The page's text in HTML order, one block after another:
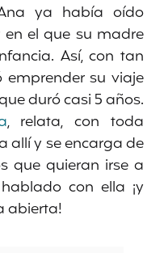
ya había oído
el que su madre
Así, con tan
emprender su viaje
duró casi 5 años.
, relata, con toda
allí y se encarga de
que quieran irse a
con ella ¡y
abierta!